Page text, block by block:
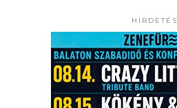
HIRDETÉS